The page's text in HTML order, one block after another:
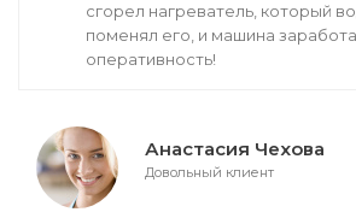
сгорел нагреватель, который
поменял его, и машина
оперативность!
Анастасия Чехова
Довольный клиент